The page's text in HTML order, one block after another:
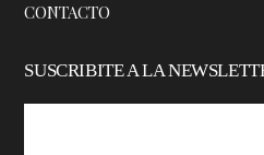
CONTACTO
SUSCRIBITE A LA